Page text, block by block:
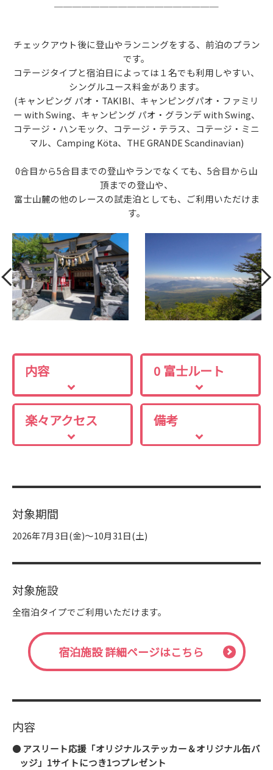
チェックアウト後に登山やランニングをする、前泊のプラン
です。
コテージタイプと宿泊日によっては１名でも利用しやすい、
シングルユース料金があります。
(キャンピング パオ・TAKIBI、キャンピングパオ・ファミリ
ー with Swing、キャンピング パオ・グランデ with Swing、
コテージ・ハンモック、コテージ・テラス、コテージ・ミニ
マル、Camping Köta、THE GRANDE Scandinavian)
0合目から5合目までの登山やランでなくても、5合目から山
頂までの登山や、
富士山麓の他のレースの試走泊としても、ご利用いただけま
す。
内容 0 富士ルート
楽々アクセス 備考
対象期間
2026年7月3日(金)～10月31日(土)
対象施設
全宿泊タイプでご利用いただけます。
宿泊施設 詳細ページはこちら
内容
アスリート応援「オリジナルステッカー＆オリジナル缶バ
ッジ」1サイトにつき1つプレゼント